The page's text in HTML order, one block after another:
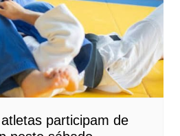
participam de